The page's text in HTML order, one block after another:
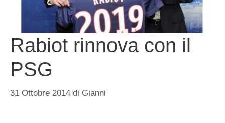
Rabiot rinnova con il
PSG
31 Ottobre 2014 di Gianni